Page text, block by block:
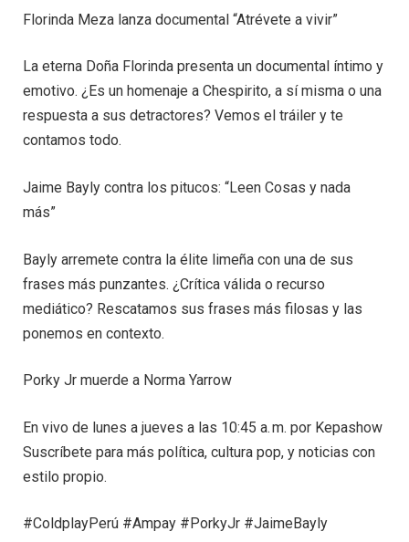
Florinda Meza lanza documental “Atrévete a vivir”
La eterna Doña Florinda presenta un documental íntimo y
emotivo. ¿Es un homenaje a Chespirito, a sí misma o una
respuesta a sus detractores? Vemos el tráiler y te
contamos todo.
Jaime Bayly contra los pitucos: “Leen Cosas y nada
más”
Bayly arremete contra la élite limeña con una de sus
frases más punzantes. ¿Crítica válida o recurso
mediático? Rescatamos sus frases más filosas y las
ponemos en contexto.
Porky Jr muerde a Norma Yarrow
En vivo de lunes a jueves a las 10:45 a. m. por Kepashow
Suscríbete para más política, cultura pop, y noticias con
estilo propio.
#ColdplayPerú #Ampay #PorkyJr #JaimeBayly